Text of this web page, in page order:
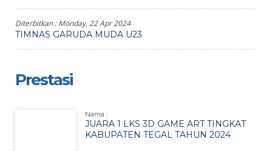
Diterbitkan :Monday, 22 Apr 2024
TIMNAS GARUDA MUDA U23
Prestasi
Nama :
JUARA 1 LKS 3D GAME ART TINGKAT
KABUPATEN TEGAL TAHUN 2024